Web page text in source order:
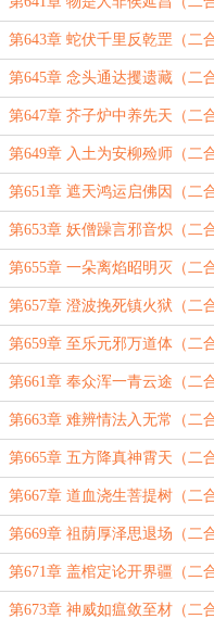
求订！）
第643章 蛇伏千里反乾罡（二
求订！）
第645章 念头通达攫遗藏（二
求订！）
第647章 芥子炉中养先天（二
求订！）
第649章 入土为安柳殓师（二
求订！）
第651章 遮天鸿运启佛因（二
求订！）
第653章 妖僧躁言邪音炽（二
求月票！）
第655章 一朵离焰昭明灭（二
求月票！）
第657章 澄波挽死镇火狱（二
求月票！）
第659章 至乐元邪万道体（二
求月票！）
第661章 奉众浑一青云途（二
求订！）
第663章 难辨情法入无常（二
求订！）
第665章 五方降真神霄天（二
求订！）
第667章 道血浇生菩提树（二
求订！）
第669章 祖荫厚泽思退场（二
求订！）
第671章 盖棺定论开界疆（二
求订！）
第673章 神威如瘟敛至材（二